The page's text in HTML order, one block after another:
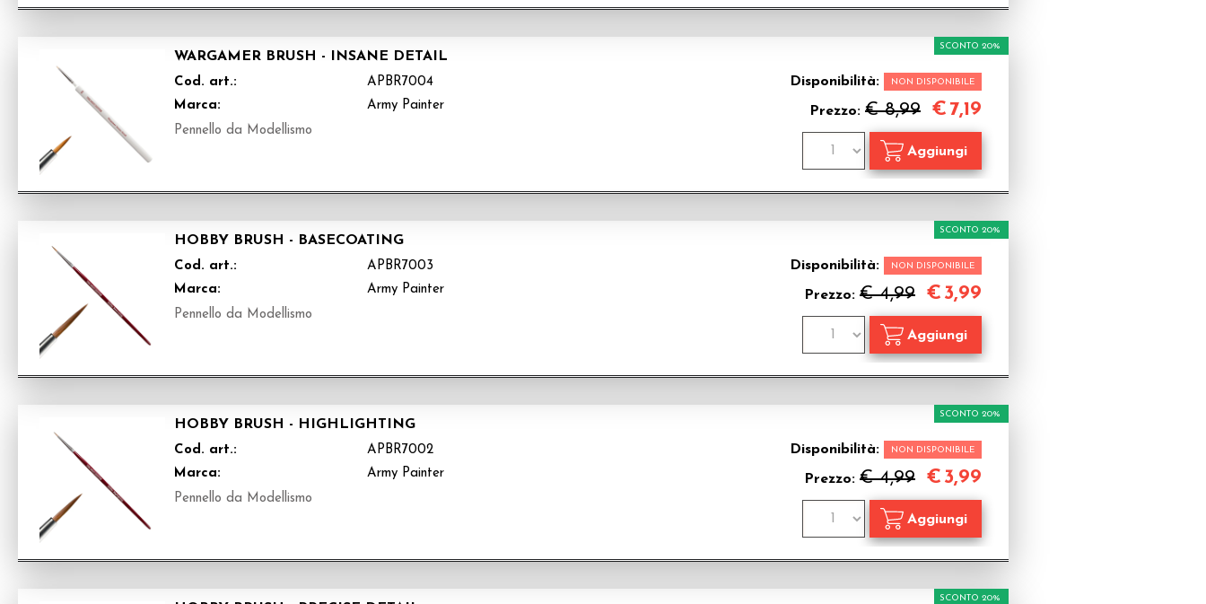
WARGAMER BRUSH - INSANE DETAIL
Cod. art.:
APBR7004
Marca:
Army Painter
Pennello da Modellismo
Disponibilità: NON DISPONIBILE
Prezzo: € 8,99
SCONTO 20%
€ 7,19
HOBBY BRUSH - BASECOATING
Cod. art.:
APBR7003
Marca:
Army Painter
Pennello da Modellismo
Disponibilità: NON DISPONIBILE
Prezzo: € 4,99
SCONTO 20%
€ 3,99
HOBBY BRUSH - HIGHLIGHTING
Cod. art.:
APBR7002
Marca:
Army Painter
Pennello da Modellismo
Disponibilità: NON DISPONIBILE
Prezzo: € 4,99
SCONTO 20%
€ 3,99
SCONTO 20%